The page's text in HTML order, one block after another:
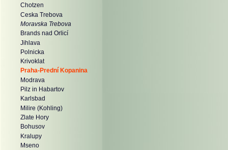
Chotzen
Ceska Trebova
Moravska Trebova
Brands nad Orlicí
Jihlava
Polnicka
Krivoklat
Praha-Prední Kopanina
Modrava
Pilz in Habartov
Karlsbad
Milire (Kohling)
Zlate Hory
Bohusov
Kralupy
Mseno